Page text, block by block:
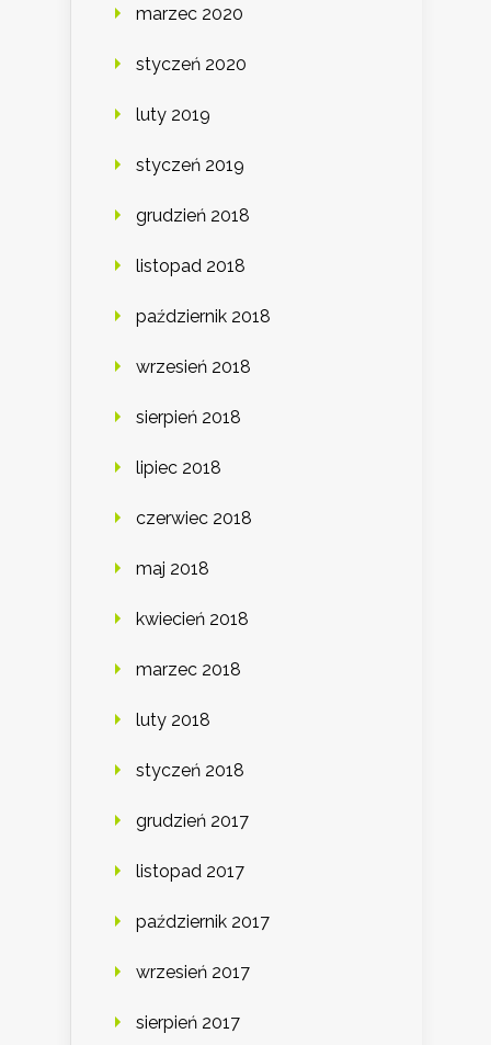
marzec 2020
styczeń 2020
luty 2019
styczeń 2019
grudzień 2018
listopad 2018
październik 2018
wrzesień 2018
sierpień 2018
lipiec 2018
czerwiec 2018
maj 2018
kwiecień 2018
marzec 2018
luty 2018
styczeń 2018
grudzień 2017
listopad 2017
październik 2017
wrzesień 2017
sierpień 2017